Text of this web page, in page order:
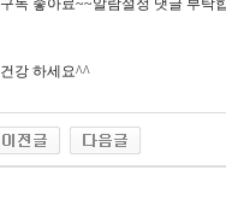
구독 좋아료~~알람설정 댓글 부탁
건강 하세요^^